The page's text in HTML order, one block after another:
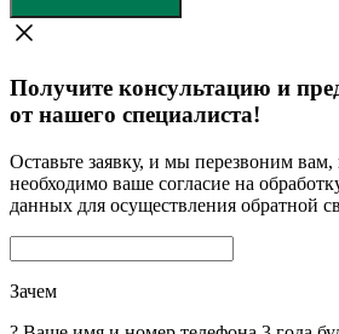
Получите консультацию и
от нашего специалиста!
Оставьте заявку, и мы перезвоним
необходимо ваше согласие на
данных для осуществления обратной
Зачем